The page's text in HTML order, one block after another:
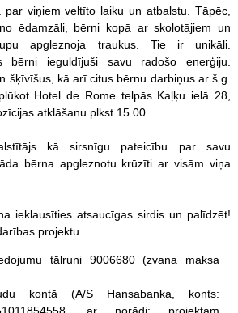
viņiem veltīto laiku un atbalstu. Tāpēc,
ēdamzāli, bērni kopā ar skolotājiem un
apgleznoja traukus. Tie ir unikāli.
bērni ieguldījuši savu radošo enerģiju.
šķīvīšus, kā arī citus bērnu darbiņus ar š.g.
Hotel de Rome telpās Kaļķu ielā 28,
atklāšanu plkst.15.00.
kā sirsnīgu pateicību par savu
bērna apgleznotu krūzīti ar visām viņa
ieklausīties atsaucīgas sirdis un palīdzēt!
projektu
tālruni 9006680 (zvana maksa
kontā (A/S Hansabanka, konts:
ar norādi: projektam